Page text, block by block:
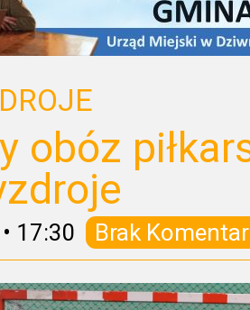
obóz
• 17:30 Brak